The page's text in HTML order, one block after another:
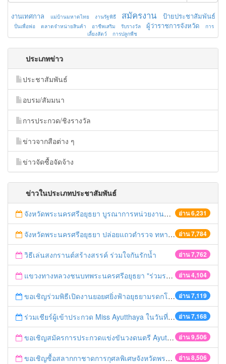
งานเทศกาล แม่บ้านมหาดไทย งานรัฐพิธี สมัครงาน ป้ายประชาสัมพันธ์
ปั่นเพื่อพ่อ ตลาดจำหน่ายสินค้า อาชีพเสริม รับรางวัล ผู้ว่าราชการจังหวัด
การ
เลี้ยงสัตว์
การปลูกพืช
ประเภทข่าว
ประชาสัมพันธ์
อบรม/สัมมนา
การประกวด/ชิงรางวัล
ข่าวจากสือต่าง ๆ
ข่าวจัดซื้อจัดจ้าง
ข่าวในประเภทประชาสัมพันธ์
อ่าน 6,231
จังหวัดพระนครศรีอยุธยา บูรณาการหน่วยงานที่เกี่ยวข้อง ลงพื้นที่จัดระเบียบและดำเนินมาตรการตามบทลงโทษสูงสุดกับผู้ประกอบการร้านค้าที่ยังฝ่าฝืนตั้งร้านค้ารุกล้ำเขตพื้นที่ทางหลวง เตรียมความปลอดภัยก่อนเทศกาลสงกรานต์
อ่าน 7,784
จังหวัดพระนครศรีอยุธยา ปล่อยแถวตำรวจ ทหาร ฝ่ายปกครอง กว่า 100 นาย ตรวจเข้มท่ารถสาธารณะ สถานีขนส่งรถโดยสาร วินรถตู้ และสถานีรถไฟ เตรียมรับมือเทศกาลสงกรานต์
อ่าน 7,762
วิธีเล่นสงกรานต์สร้างสรรค์ ร่วมใจกันรักน้ำ
อ่าน 4,104
แขวงทางหลวงชนบทพระนครศรีอยุธยา "ร่วมรณรงค์ ขับช้า เปิดไฟหน้า คาดเข็มขัด" เทศกาลสงกรานต์ ปี 2561
อ่าน 7,119
ขอเชิญร่วมพิธีเปิดงานยอยศยิ่งฟ้าอยุธยามรดกโลก
อ่าน 7,168
ร่วมเชียร์ผู้เข้าประกวด Miss Ayutthaya ในวันที่ 15 ธันวาคม 2560
อ่าน 9,506
ขอเชิญสมัครการประกวดแข่งขันวงดนตรี Ayutthaya battle of the bands
อ่าน 8,506
ขอเชิญซื้อสลากกาชาดการกุศลพิเศษจังหวัดพระนครศรีอยุธยา 2560